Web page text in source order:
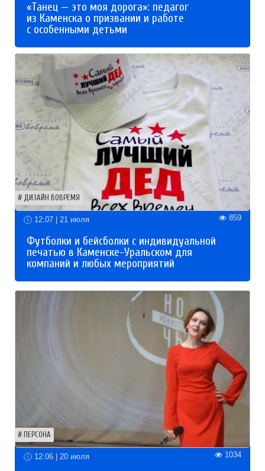
«Танец — это моя дорога»: педагог
из Каменска о призвании и работе
с особенными детьми
ДИЗАЙН ВОВРЕМЯ
12:07 | 21 июля 859
Футболки и бейсболки с индивидуальной
печатью в Каменске-Уральском для
компаний и любых мероприятий
ПЕРСОНА
12:06 | 20 июля 1034